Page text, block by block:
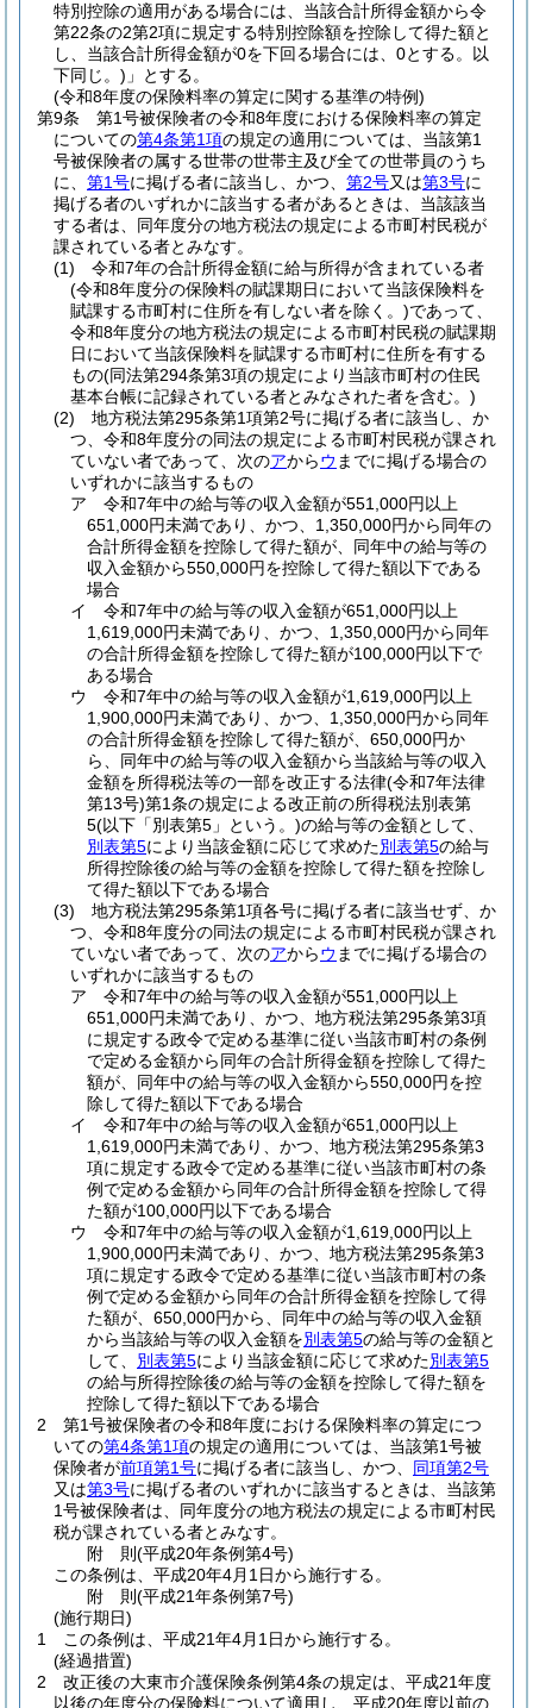
特別控除の適用がある場合には、当該合計所得金額から令
第22条の2第2項に規定する特別控除額を控除して得た額と
し、当該合計所得金額が0を下回る場合には、0とする。以
下同じ。) 」とする。
(令和8年度の保険料率の算定に関する基準の特例)
第9条
第1号被保険者の令和8年度における保険料率の算定
についての第4条第1項の規定の適用については、当該第1
号被保険者の属する世帯の世帯主及び全ての世帯員のうち
に、 第1号に掲げる者に該当し、かつ、 第2号又は第3号に
掲げる者のいずれかに該当する者があるときは、当該該当
する者は、同年度分の地方税法の規定による市町村民税が
課されている者とみなす。
(1)
令和7年の合計所得金額に給与所得が含まれている者
(令和8年度分の保険料の賦課期日において当該保険料を
賦課する市町村に住所を有しない者を除く。)であって、
令和8年度分の地方税法の規定による市町村民税の賦課期
日において当該保険料を賦課する市町村に住所を有する
もの(同法第294条第3項の規定により当該市町村の住民
基本台帳に記録されている者とみなされた者を含む。)
(2)
地方税法第295条第1項第2号に掲げる者に該当し、か
つ、令和8年度分の同法の規定による市町村民税が課され
ていない者であって、次のアからウ までに掲げる場合の
いずれかに該当するもの
ア
令和7年中の給与等の収入金額が551,000円以上
651,000円未満であり、かつ、1,350,000円から同年の
合計所得金額を控除して得た額が、同年中の給与等の
収入金額から550,000円を控除して得た額以下である
場合
イ
令和7年中の給与等の収入金額が651,000円以上
1,619,000円未満であり、かつ、1,350,000円から同年
の合計所得金額を控除して得た額が100,000円以下で
ある場合
ウ
令和7年中の給与等の収入金額が1,619,000円以上
1,900,000円未満であり、かつ、1,350,000円から同年
の合計所得金額を控除して得た額が、650,000円か
ら、同年中の給与等の収入金額から当該給与等の収入
金額を所得税法等の一部を改正する法律(令和7年法律
第13号)第1条の規定による改正前の所得税法別表第
5(以下「別表第5」という。)の給与等の金額として、
別表第5により当該金額に応じて求めた別表第5の給与
所得控除後の給与等の金額を控除して得た額を控除し
て得た額以下である場合
(3)
地方税法第295条第1項各号に掲げる者に該当せず、か
つ、令和8年度分の同法の規定による市町村民税が課され
ていない者であって、次のアからウ までに掲げる場合の
いずれかに該当するもの
ア
令和7年中の給与等の収入金額が551,000円以上
651,000円未満であり、かつ、地方税法第295条第3項
に規定する政令で定める基準に従い当該市町村の条例
で定める金額から同年の合計所得金額を控除して得た
額が、同年中の給与等の収入金額から550,000円を控
除して得た額以下である場合
イ
令和7年中の給与等の収入金額が651,000円以上
1,619,000円未満であり、かつ、地方税法第295条第3
項に規定する政令で定める基準に従い当該市町村の条
例で定める金額から同年の合計所得金額を控除して得
た額が100,000円以下である場合
ウ
令和7年中の給与等の収入金額が1,619,000円以上
1,900,000円未満であり、かつ、地方税法第295条第3
項に規定する政令で定める基準に従い当該市町村の条
例で定める金額から同年の合計所得金額を控除して得
た額が、650,000円から、同年中の給与等の収入金額
から当該給与等の収入金額を別表第5の給与等の金額と
して、 別表第5により当該金額に応じて求めた別表第5
の給与所得控除後の給与等の金額を控除して得た額を
控除して得た額以下である場合
2
第1号被保険者の令和8年度における保険料率の算定につ
いての第4条第1項の規定の適用については、当該第1号被
保険者が前項第1号に掲げる者に該当し、かつ、 同項第2号
又は第3号に掲げる者のいずれかに該当するときは、当該第
1号被保険者は、同年度分の地方税法の規定による市町村民
税が課されている者とみなす。
附 則(平成20年条例第4号)
この条例は、平成20年4月1日から施行する。
附 則(平成21年条例第7号)
(施行期日)
1
この条例は、平成21年4月1日から施行する。
(経過措置)
2
改正後の大東市介護保険条例第4条の規定は、平成21年度
以後の年度分の保険料について適用し、平成20年度以前の